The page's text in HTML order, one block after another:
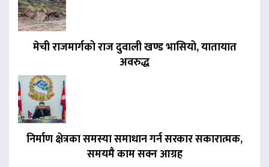
मेची राजमार्गको राज दुवाली खण्ड भासियो, यातायात
अवरुद्ध
निर्माण क्षेत्रका समस्या समाधान गर्न सरकार सकारात्मक,
समयमै काम सक्न आग्रह